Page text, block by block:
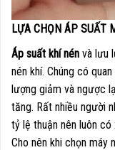
LỰA CHỌN ÁP SUẤT
Áp suất khí nén và lưu
nén khí. Chúng có
lượng giảm và ngược
tăng. Rất nhiều người
tỷ lệ thuận nên luôn
Cho nên khi chọn máy